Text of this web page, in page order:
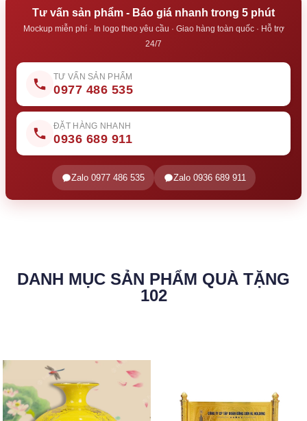
Tư vấn sản phẩm - Báo giá nhanh trong 5 phút
Mockup miễn phí · In logo theo yêu cầu · Giao hàng toàn quốc · Hỗ trợ
24/7
TƯ VẤN SẢN PHẨM
0977 486 535
ĐẶT HÀNG NHANH
0936 689 911
Zalo 0977 486 535 Zalo 0936 689 911
DANH MỤC SẢN PHẨM QUÀ TẶNG
102